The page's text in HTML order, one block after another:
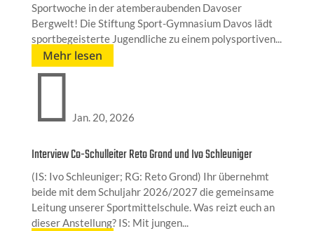
Sportwoche in der atemberaubenden Davoser
Bergwelt! Die Stiftung Sport-Gymnasium Davos lädt
sportbegeisterte Jugendliche zu einem polysportiven...
Mehr lesen
 Jan. 20, 2026
Interview Co-Schulleiter Reto Grond und Ivo Schleuniger
(IS: Ivo Schleuniger; RG: Reto Grond) Ihr übernehmt
beide mit dem Schuljahr 2026/2027 die gemeinsame
Leitung unserer Sportmittelschule. Was reizt euch an
dieser Anstellung? IS: Mit jungen...